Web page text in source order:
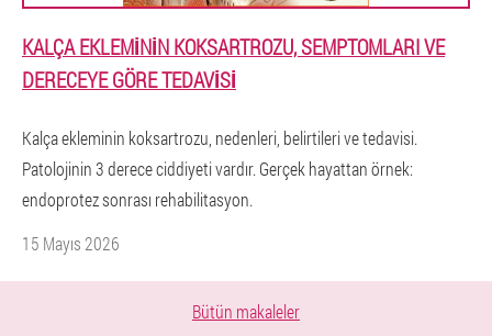
KALÇA EKLEMININ KOKSARTROZU, SEMPTOMLARI VE
DERECEYE GÖRE TEDAVISI
Kalça ekleminin koksartrozu, nedenleri, belirtileri ve tedavisi.
Patolojinin 3 derece ciddiyeti vardır. Gerçek hayattan örnek:
endoprotez sonrası rehabilitasyon.
15 Mayıs 2026
Bütün makaleler